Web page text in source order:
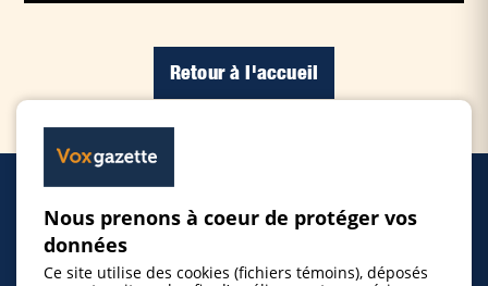
Retour à l'accueil
Nous prenons à coeur de protéger vos
données
Ce site utilise des cookies (fichiers témoins), déposés